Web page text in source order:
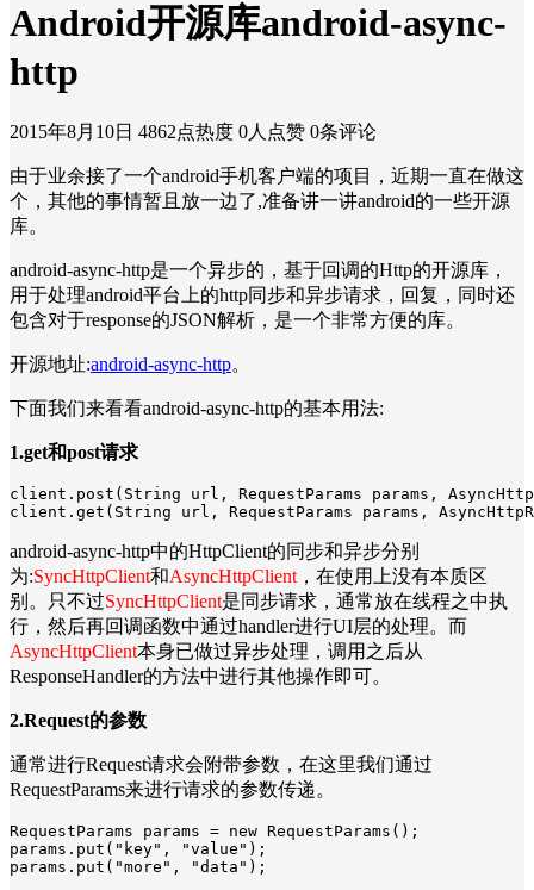
Android开源库android-async-
http
2015年8月10日 4862点热度 0人点赞 0条评论
由于业余接了一个android手机客户端的项目，近期一直在做这
个，其他的事情暂且放一边了,准备讲一讲android的一些开源
库。
android-async-http是一个异步的，基于回调的Http的开源库，
用于处理android平台上的http同步和异步请求，回复，同时还
包含对于response的JSON解析，是一个非常方便的库。
开源地址:android-async-http。
下面我们来看看android-async-http的基本用法:
1.get和post请求
client.post(String url, RequestParams params,
client.get(String url, RequestParams params,
android-async-http中的HttpClient的同步和异步分别
为:SyncHttpClient和AsyncHttpClient ，在使用上没有本质区
别。只不过SyncHttpClient是同步请求，通常放在线程之中执
行，然后再回调函数中通过handler进行UI层的处理。而
AsyncHttpClient本身已做过异步处理，调用之后从
ResponseHandler的方法中进行其他操作即可。
2.Request的参数
通常进行Request请求会附带参数，在这里我们通过
RequestParams来进行请求的参数传递。
RequestParams params = new RequestParams();
params.put("key", "value");
params.put("more", "data");